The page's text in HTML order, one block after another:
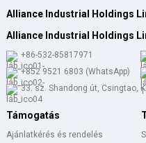
Alliance Industrial Holdings
Alliance Industrial Holdings
+86-532-85817971
+852 9521 6803 (WhatsApp)
33. sz. Shandong út, Csingtao,
Támogatás
Ajánlatkérés és rendelés